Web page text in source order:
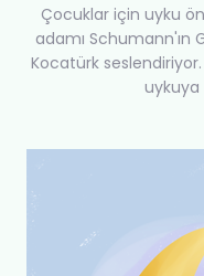
Çocuklar için uyku
adamı Schumann'ın
Kocatürk
uykuya